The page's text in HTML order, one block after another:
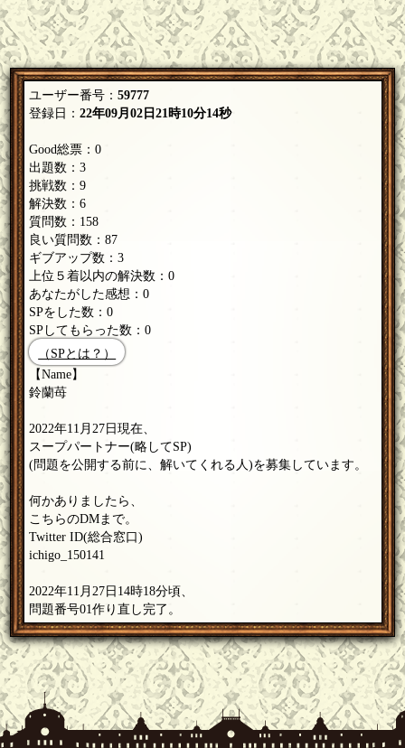
ユーザー番号：59777
登録日：22年09月02日21時10分14秒
Good総票：0
出題数：3
挑戦数：9
解決数：6
質問数：158
良い質問数：87
ギブアップ数：3
上位５着以内の解決数：0
あなたがした感想：0
SPをした数：0
SPしてもらった数：0
（SPとは？）
【Name】
鈴蘭苺
2022年11月27日現在、
スープパートナー(略してSP)
(問題を公開する前に、解いてくれる人)を募集しています。
何かありましたら、
こちらのDMまで。
Twitter ID(総合窓口)
ichigo_150141
2022年11月27日14時18分頃、
問題番号01作り直し完了。